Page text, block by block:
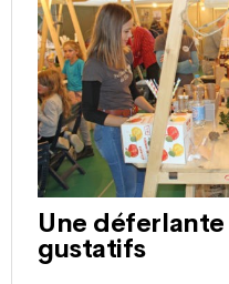
Une
gustatifs